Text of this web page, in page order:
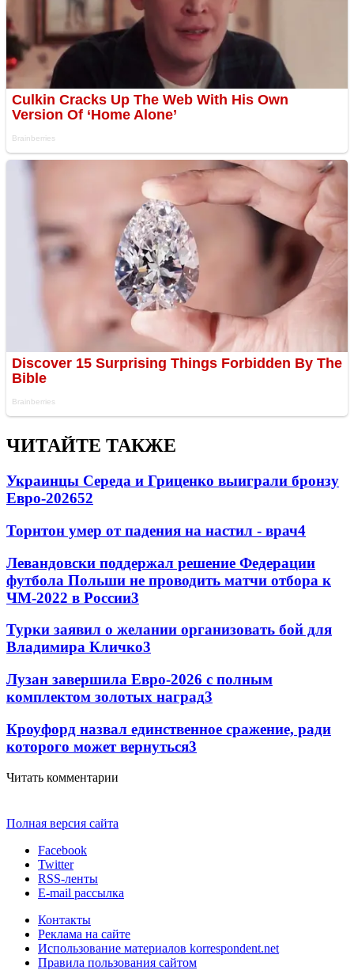
ЧИТАЙТЕ ТАКЖЕ
Украинцы Середа и Гриценко выиграли бронзу
Евро-202652
Торнтон умер от падения на настил - врач4
Левандовски поддержал решение Федерации
футбола Польши не проводить матчи отбора к
ЧМ-2022 в России3
Турки заявил о желании организовать бой для
Владимира Кличко3
Лузан завершила Евро-2026 с полным
комплектом золотых наград3
Кроуфорд назвал единственное сражение, ради
которого может вернуться3
Читать комментарии
Полная версия сайта
Facebook
Twitter
RSS-ленты
E-mail рассылка
Контакты
Реклама на сайте
Использование материалов korrespondent.net
Правила пользования сайтом